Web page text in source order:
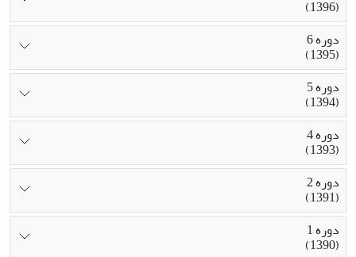
(1396)
دوره 6
(1395)
دوره 5
(1394)
دوره 4
(1393)
دوره 2
(1391)
دوره 1
(1390)